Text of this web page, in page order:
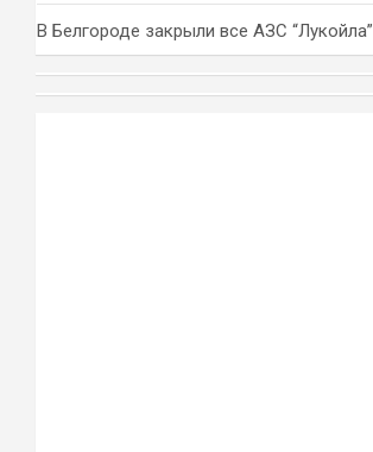
В Белгороде закрыли все АЗС “Лукойла”